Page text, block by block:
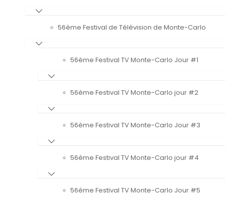
56ème Festival de Télévision de Monte-Carlo
56ème Festival TV Monte-Carlo Jour #1
56ème Festival TV Monte-Carlo jour #2
56ème Festival TV Monte-Carlo Jour #3
56ème Festival TV Monte-Carlo jour #4
56ème Festival TV Monte-Carlo Jour #5